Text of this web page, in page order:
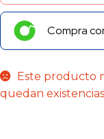
Compra
Este producto
quedan